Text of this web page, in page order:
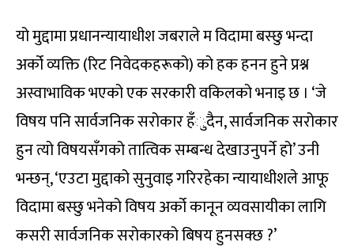
यो मुद्दामा प्रधानन्यायाधीश जबराले म विदामा बस्छु भन्दा
अर्को व्यक्ति (रिट निवेदकहरूको) को हक हनन हुने प्रश्न
अस्वाभाविक भएको एक सरकारी वकिलको भनाइ छ । ‘जे
विषय पनि सार्वजनिक सरोकार हँुदैन, सार्वजनिक सरोकार
हुन त्यो विषयसँगको तात्विक सम्बन्ध देखाउनुपर्ने हो’ उनी
भन्छन्, ‘एउटा मुद्दाको सुनुवाइ गरिरहेका न्यायाधीशले आफू
विदामा बस्छु भनेको विषय अर्को कानून व्यवसायीका लागि
कसरी सार्वजनिक सरोकारको बिषय हुनसक्छ ?’